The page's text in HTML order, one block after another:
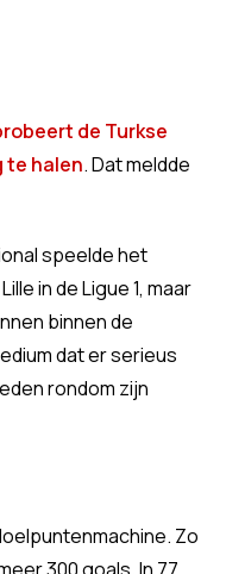
de Turkse
te halen. Dat meldde
speelde het
in de Ligue 1, maar
binnen de
dat er serieus
rondom zijn
Zo